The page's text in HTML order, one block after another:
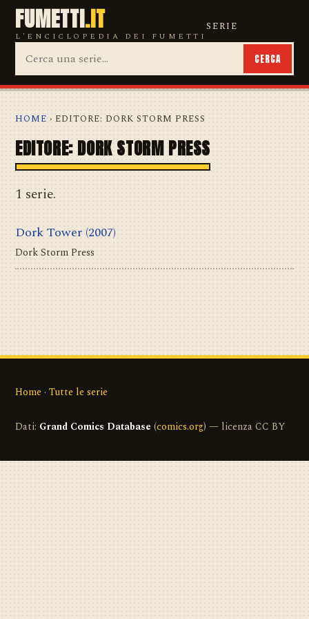
FUMETTI.IT
L'ENCICLOPEDIA DEI FUMETTI
SERIE
CERCA
HOME › EDITORE: DORK STORM PRESS
EDITORE: DORK STORM PRESS
1 serie.
Dork Tower (2007)
Dork Storm Press
Home · Tutte le serie
Dati: Grand Comics Database (comics.org) — licenza CC BY